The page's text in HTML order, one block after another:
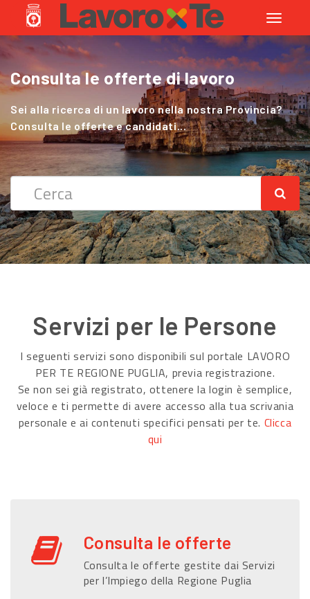
Toggle
Consulta le offerte di lavoro
Sei alla ricerca di un lavoro nella nostra Provincia?
Consulta le offerte e candidati...
Cerchi Lavoro nel Settore Agricolo
?
Sei alla ricerca di un lavoro nella nostra Provincia?
Consulta le offerte e candidati...
Servizi per le Persone
I seguenti servizi sono disponibili sul portale LAVORO
PER TE REGIONE PUGLIA, previa registrazione.
Se non sei già registrato, ottenere la login è semplice,
veloce e ti permette di avere accesso alla tua scrivania
personale e ai contenuti specifici pensati per te. Clicca
qui
Consulta le offerte
Consulta le offerte gestite dai Servizi
per l’Impiego della Regione Puglia